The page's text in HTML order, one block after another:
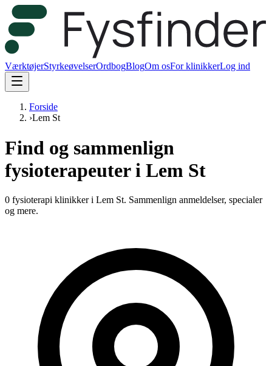
VærktøjerStyrkeøvelserOrdbogBlogOm osFor klinikkerLog ind
Forside
›Lem St
Find og sammenlign
fysioterapeuter i Lem St
0 fysioterapi klinikker i Lem St. Sammenlign anmeldelser, specialer
og mere.